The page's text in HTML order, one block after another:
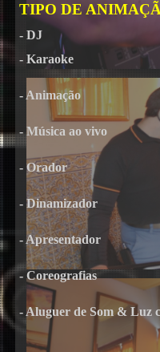
TIPO DE
- DJ
- Karaoke
- Animação
- Música ao vivo
- Orador
- Dinamizador
- Apresentador
- Coreografias
- Aluguer de Som & Luz